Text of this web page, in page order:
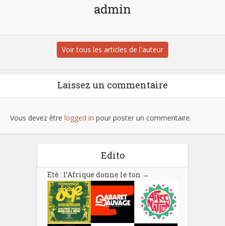
admin
Voir tous les articles de l'auteur
Laissez un commentaire
Vous devez être logged in pour poster un commentaire.
Edito
Eté : l’Afrique donne le ton →